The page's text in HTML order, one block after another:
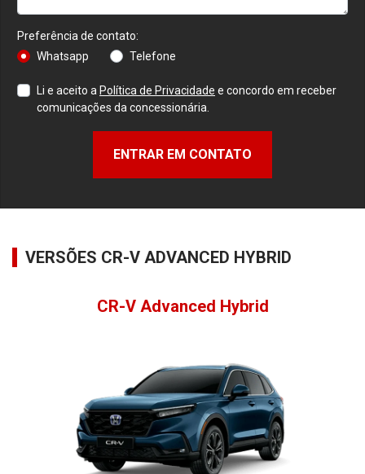
Preferência de contato:
Whatsapp
Telefone
Li e aceito a Política de Privacidade e concordo em receber
comunicações da concessionária.
ENTRAR EM CONTATO
VERSÕES CR-V ADVANCED HYBRID
CR-V Advanced Hybrid